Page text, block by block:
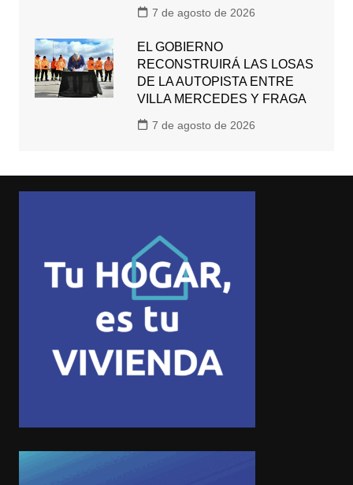
7 de agosto de 2026
EL GOBIERNO
RECONSTRUIRÁ LAS LOSAS
DE LA AUTOPISTA ENTRE
VILLA MERCEDES Y FRAGA
7 de agosto de 2026